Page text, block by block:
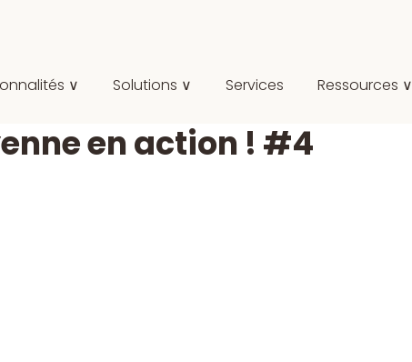
∨ Solutions ∨ Services Ressources ∨
en action ! #4